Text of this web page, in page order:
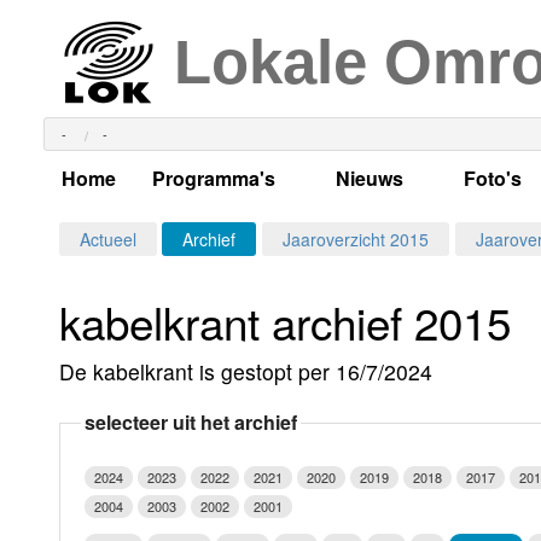
Lokale
- -
Home Programma's
Alle dagen
Per dag
Maandag
Luister LOK Live
Nieuws
Actueel Lokaal
Kabelkrant
Foto's
Actueel Archief Jaaroverzicht 2015
kabelkrant archief 2015
De kabelkrant is gestopt per 16/7/2024
selecteer uit het archief
2024 2023 2022 2021 2020 2019 2018 2017
2004
2003 2002
2001